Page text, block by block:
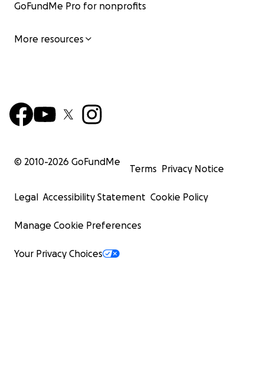
GoFundMe Pro for nonprofits
More resources
© 2010-2026 GoFundMe
Terms Privacy Notice
Legal Accessibility Statement Cookie Policy
Manage Cookie Preferences
Your Privacy Choices